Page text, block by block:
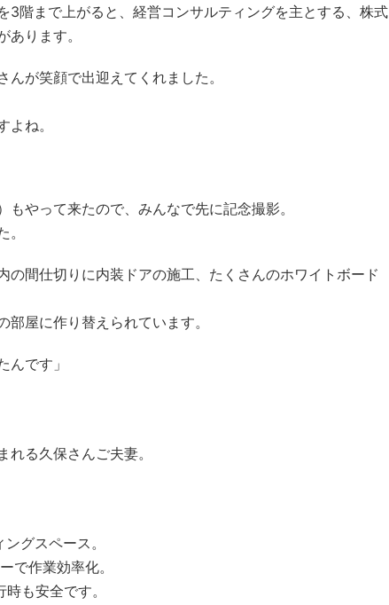
3階まで上がると、経営コンサルティングを主とする、株式
ります。
が笑顔で出迎えてくれました。
ね。
やって来たので、みんなで先に記念撮影。
の間仕切りに内装ドアの施工、たくさんのホワイトボード
屋に作り替えられています。
んです」
る久保さんご夫妻。
グスペース。
で作業効率化。
も安全です。